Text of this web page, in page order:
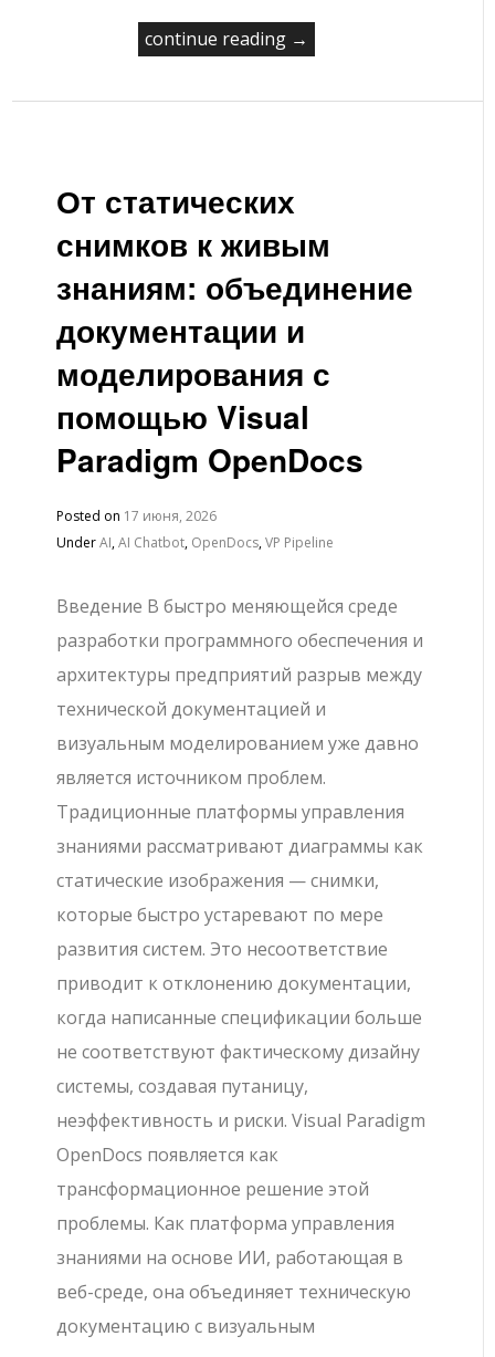
continue reading →
От статических
снимков к живым
знаниям: объединение
документации и
моделирования с
помощью Visual
Paradigm OpenDocs
Posted on 17 июня, 2026
UnderAI,AI Chatbot, OpenDocs,VP Pipeline
Введение В быстро меняющейся среде
разработки программного обеспечения и
архитектуры предприятий разрыв между
технической документацией и
визуальным моделированием уже давно
является источником проблем.
Традиционные платформы управления
знаниями рассматривают диаграммы как
статические изображения — снимки,
которые быстро устаревают по мере
развития систем. Это несоответствие
приводит к отклонению документации,
когда написанные спецификации больше
не соответствуют фактическому дизайну
системы, создавая путаницу,
неэффективность и риски. Visual Paradigm
OpenDocs появляется как
трансформационное решение этой
проблемы. Как платформа управления
знаниями на основе ИИ, работающая в
веб-среде, она объединяет техническую
документацию с визуальным